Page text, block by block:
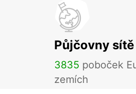
Půjčovny
3835 poboček
zemích